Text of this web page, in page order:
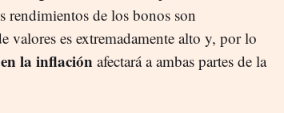
rendimientos de los bonos son
valores es extremadamente alto y, por lo
la inflaciónafectará a ambas partes de la